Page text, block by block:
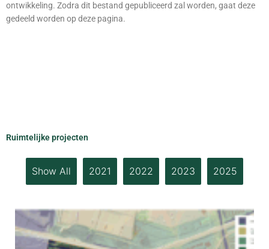
ontwikkeling. Zodra dit bestand gepubliceerd zal worden, gaat deze
gedeeld worden op deze pagina.
Ruimtelijke projecten
Show All 2021 2022 2023 2025